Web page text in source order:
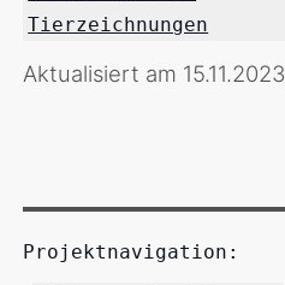
Tierzeichnungen
Aktualisiert am 15.11.2023
Projektnavigation: